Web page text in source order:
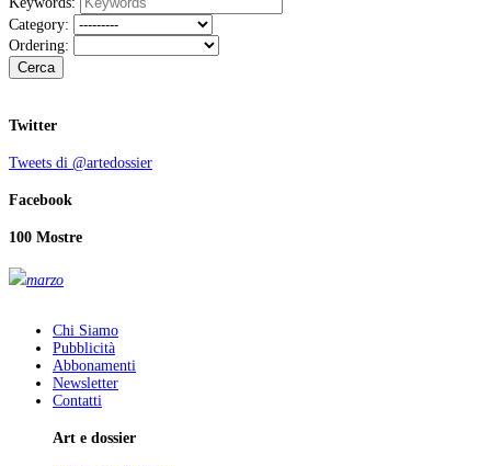
Category:
Ordering:
Cerca
Twitter
Tweets di @artedossier
Facebook
100 Mostre
marzo
Chi Siamo
Pubblicità
Abbonamenti
Newsletter
Contatti
Art e dossier